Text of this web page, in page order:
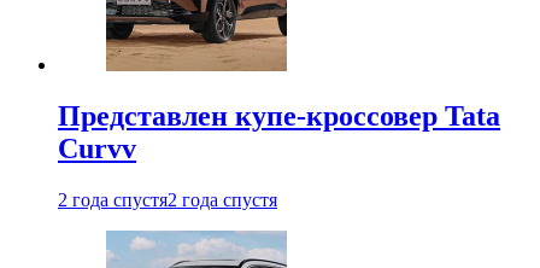
Представлен купе-кроссовер Tata
Curvv
2 года спустя2 года спустя